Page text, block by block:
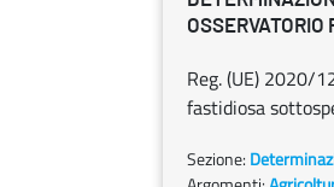
Reg. (UE) 2020/
fastidiosa
Sezione: